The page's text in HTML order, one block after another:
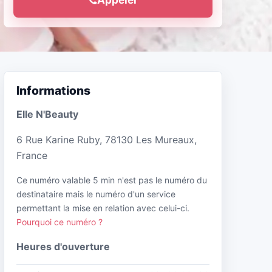
Informations
Elle N'Beauty
6 Rue Karine Ruby, 78130 Les Mureaux,
France
Ce numéro valable 5 min n'est pas le numéro du
destinataire mais le numéro d'un service
permettant la mise en relation avec celui-ci.
Pourquoi ce numéro ?
Heures d'ouverture